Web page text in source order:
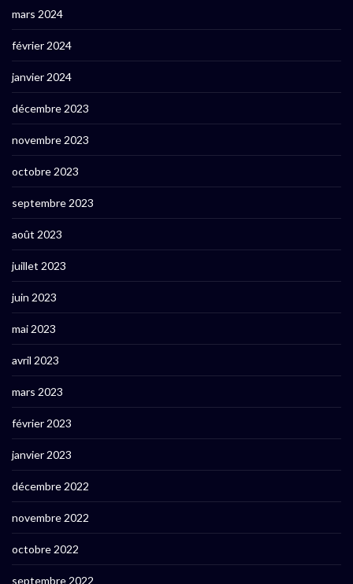
mars 2024
février 2024
janvier 2024
décembre 2023
novembre 2023
octobre 2023
septembre 2023
août 2023
juillet 2023
juin 2023
mai 2023
avril 2023
mars 2023
février 2023
janvier 2023
décembre 2022
novembre 2022
octobre 2022
septembre 2022